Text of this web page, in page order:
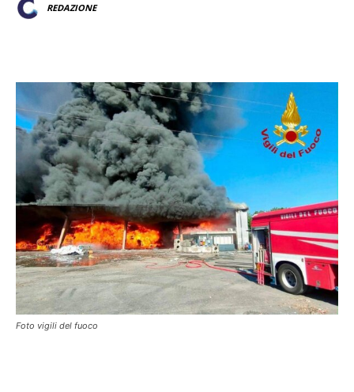
REDAZIONE
Foto vigili del fuoco